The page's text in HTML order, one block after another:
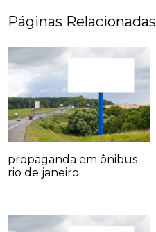
Páginas Relacionadas
propaganda em ônibus
rio de janeiro